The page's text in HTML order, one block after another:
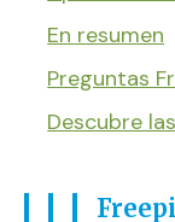
En resumen
Preguntas
Descubre